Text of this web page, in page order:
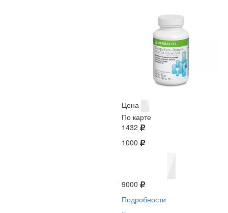
Цена
По карте
1432
1000
9000
Подробности